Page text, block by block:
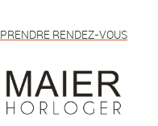
PRENDRE RENDEZ-VOUS